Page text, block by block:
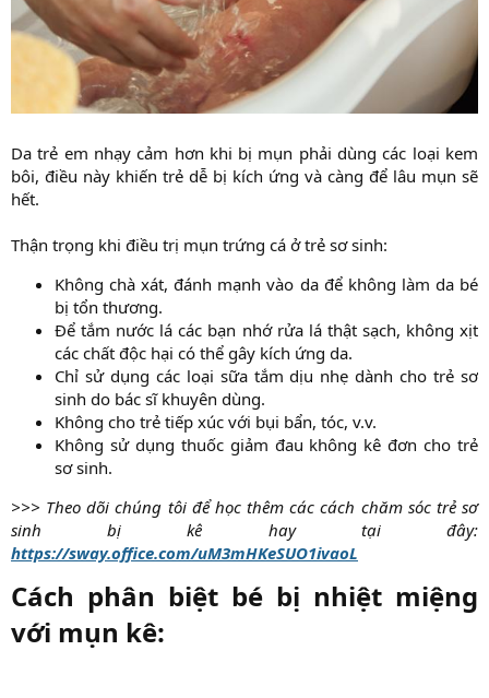
Da trẻ em nhạy cảm hơn khi bị mụn phải dùng các loại kem
bôi, điều này khiến trẻ dễ bị kích ứng và càng để lâu mụn sẽ
hết.
Thận trọng khi điều trị mụn trứng cá ở trẻ sơ sinh:​
Không chà xát, đánh mạnh vào da để không làm da bé
bị tổn thương.​
Để tắm nước lá các bạn nhớ rửa lá thật sạch, không xịt
các chất độc hại có thể gây kích ứng da.​
Chỉ sử dụng các loại sữa tắm dịu nhẹ dành cho trẻ sơ
sinh do bác sĩ khuyên dùng.​
Không cho trẻ tiếp xúc với bụi bẩn, tóc, v.v.​
Không sử dụng thuốc giảm đau không kê đơn cho trẻ
sơ sinh.​
>>> Theo dõi chúng tôi để học thêm các cách chăm sóc trẻ sơ
sinh bị kê hay tại đây:
https://sway.office.com/uM3mHKeSUO1ivaoL
Cách phân biệt bé bị nhiệt miệng
với mụn kê:​